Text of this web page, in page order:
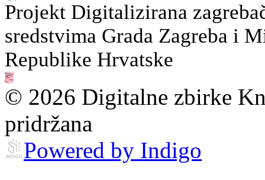
Projekt Digitalizirana
sredstvima Grada Zagreba i
Republike Hrvatske
© 2026 Digitalne zbirke
pridržana
Powered by Indigo